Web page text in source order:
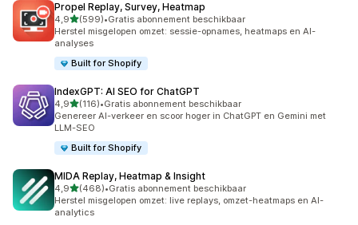
Propel Replay, Survey, Heatmap
4,9van 5 sterren
(599)
599 recensies in totaal
•Gratis abonnement beschikbaar
Herstel misgelopen omzet: sessie-opnames, heatmaps en AI-
analyses
Built for Shopify
IndexGPT: AI SEO for ChatGPT
4,9van 5 sterren
(116)
116 recensies in totaal
•Gratis abonnement beschikbaar
Genereer AI-verkeer en scoor hoger in ChatGPT en Gemini met
LLM-SEO
Built for Shopify
MIDA Replay, Heatmap & Insight
4,9van 5 sterren
(468)
468 recensies in totaal
•Gratis abonnement beschikbaar
Herstel misgelopen omzet: live replays, omzet-heatmaps en AI-
analytics